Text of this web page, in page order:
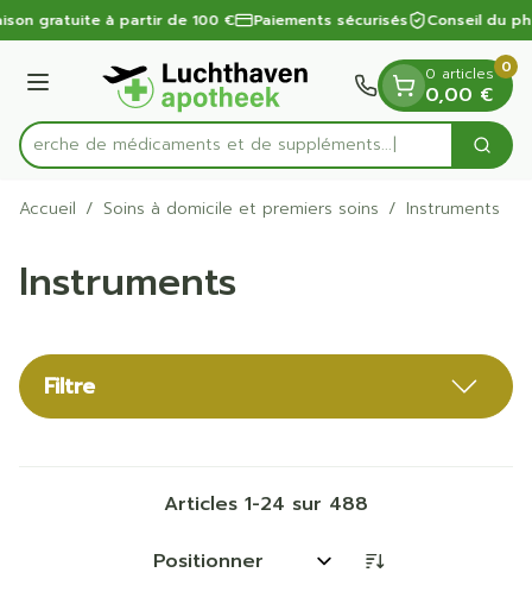
Aller au contenu
1 de 1
gratuite à partir de 100 € Paiements sécurisés Conseil du
Menu
Rechercherde médicaments et de suppléments...
0 articles
0,00 €
0
Accueil / Soins à domicile et premiers soins / Instruments
Instruments
Filtre
Articles 1-24 sur 488
Trier par: